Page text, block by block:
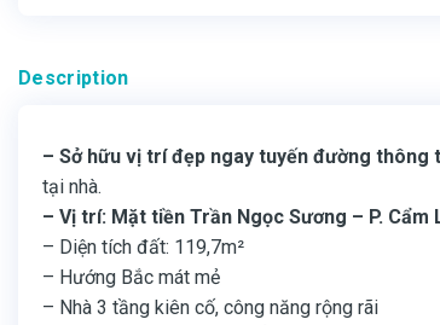
Description
– Sở hữu vị trí đẹp ngay tuyến đường thông
tại nhà.
– Vị trí: Mặt tiền Trần Ngọc Sương – P. Cẩm
– Diện tích đất: 119,7m²
– Hướng Bắc mát mẻ
– Nhà 3 tầng kiên cố, công năng rộng rãi